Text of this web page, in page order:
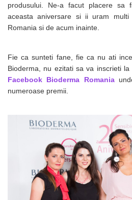
produsului. Ne-a facut placere sa
aceasta aniversare si ii uram
Romania si de acum inainte.
Fie ca sunteti fane, fie ca nu ati
Bioderma, nu ezitati sa va inscrieti
Facebook Bioderma Romania
numeroase premii.